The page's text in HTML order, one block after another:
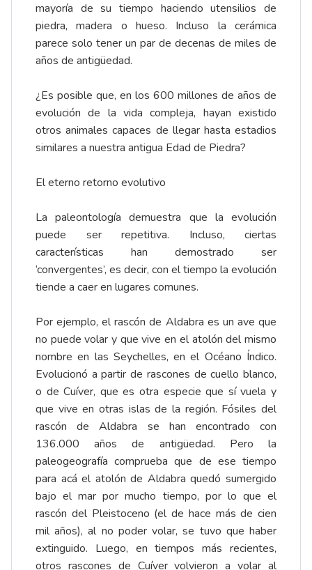
mayoría de su tiempo haciendo utensilios de
piedra, madera o hueso. Incluso la cerámica
parece solo tener un par de decenas de miles de
años de antigüedad.
¿Es posible que, en los 600 millones de años de
evolución de la vida compleja, hayan existido
otros animales capaces de llegar hasta estadios
similares a nuestra antigua Edad de Piedra?
El eterno retorno evolutivo
La paleontología demuestra que la evolución
puede ser repetitiva. Incluso, ciertas
características han demostrado ser
‘convergentes’, es decir, con el tiempo la evolución
tiende a caer en lugares comunes.
Por ejemplo, el rascón de Aldabra es un ave que
no puede volar y que vive en el atolón del mismo
nombre en las Seychelles, en el Océano Índico.
Evolucionó a partir de rascones de cuello blanco,
o de Cuíver, que es otra especie que sí vuela y
que vive en otras islas de la región. Fósiles del
rascón de Aldabra se han encontrado con
136.000 años de antigüedad. Pero la
paleogeografía comprueba que de ese tiempo
para acá el atolón de Aldabra quedó sumergido
bajo el mar por mucho tiempo, por lo que el
rascón del Pleistoceno (el de hace más de cien
mil años), al no poder volar, se tuvo que haber
extinguido. Luego, en tiempos más recientes,
otros rascones de Cuíver volvieron a volar al